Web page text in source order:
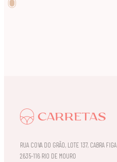
RUA COVA DO GRÃO, LOTE 137, CABRA FIGA
2635-116 RIO DE MOURO